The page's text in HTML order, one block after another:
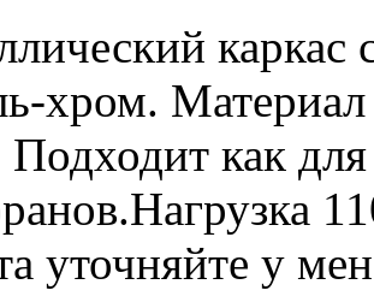
каркас
хром.
как
уточняйте у